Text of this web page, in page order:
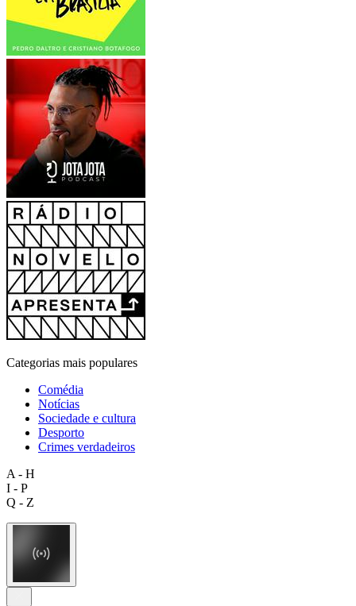
Categorias mais populares
Comédia
Notícias
Sociedade e cultura
Desporto
Crimes verdadeiros
A - H
I - P
Q - Z